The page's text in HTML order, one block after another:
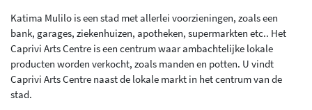
Katima Mulilo is een stad met allerlei voorzieningen, zoals een
bank, garages, ziekenhuizen, apotheken, supermarkten etc.. Het
Caprivi Arts Centre is een centrum waar ambachtelijke lokale
producten worden verkocht, zoals manden en potten. U vindt
Caprivi Arts Centre naast de lokale markt in het centrum van de
stad.